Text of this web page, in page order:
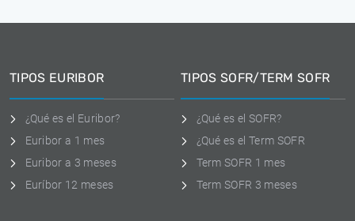
TIPOS EURIBOR
¿Qué es el Euribor?
Euribor a 1 mes
Euribor a 3 meses
Euríbor 12 meses
TIPOS SOFR/TERM SOFR
¿Qué es el SOFR?
¿Qué es el Term SOFR
Term SOFR 1 mes
Term SOFR 3 meses